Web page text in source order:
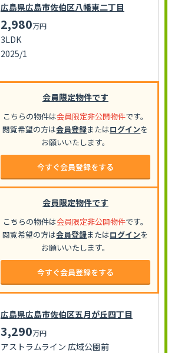
広島県広島市佐伯区八幡東二丁目
2,980万円
3LDK
2025/1
会員限定物件です
こちらの物件は会員限定非公開物件です。
閲覧希望の方は会員登録またはログインを
お願いいたします。
今すぐ会員登録をする
会員限定物件です
こちらの物件は会員限定非公開物件です。
閲覧希望の方は会員登録またはログインを
お願いいたします。
今すぐ会員登録をする
広島県広島市佐伯区五月が丘四丁目
3,290万円
アストラムライン 広域公園前